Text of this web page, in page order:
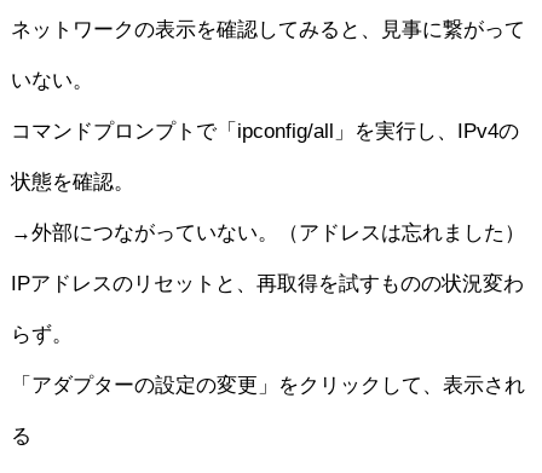
ネットワークの表示を確認してみると、見事に繋がって
いない。
コマンドプロンプトで「ipconfig/all」を実行し、IPv4の
状態を確認。
→外部につながっていない。（アドレスは忘れました）
IPアドレスのリセットと、再取得を試すものの状況変わ
らず。
「アダプターの設定の変更」をクリックして、表示され
る